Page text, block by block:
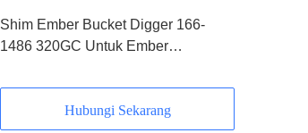
Shim Ember Bucket Digger 166-
1486 320GC Untuk Ember
Hubungi Sekarang